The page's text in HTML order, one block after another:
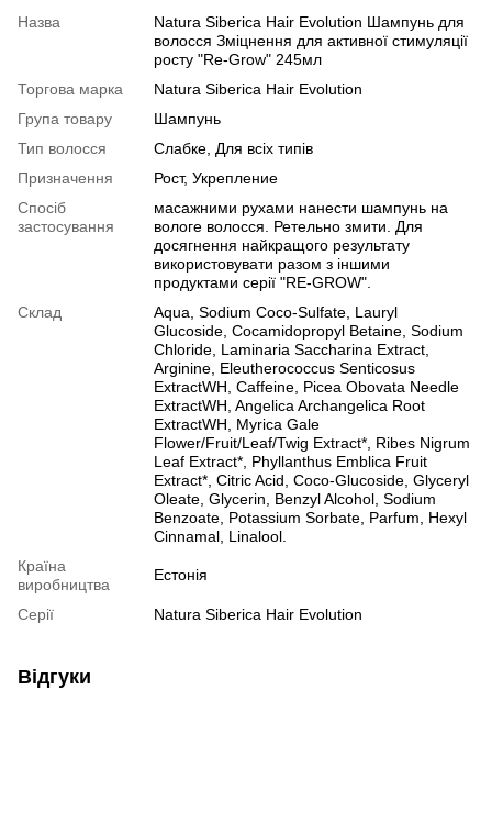
Назва
Natura Siberica Hair Evolution Шампунь для
волосся Зміцнення для активної стимуляції
росту "Re-Grow" 245мл
Торгова марка
Natura Siberica Hair Evolution
Група товару
Шампунь
Тип волосся
Слабке, Для всіх типів
Призначення
Рост, Укрепление
Спосіб
застосування
масажними рухами нанести шампунь на
вологе волосся. Ретельно змити. Для
досягнення найкращого результату
використовувати разом з іншими
продуктами серії "RE-GROW".
Склад
Aqua, Sodium Coco-Sulfate, Lauryl
Glucoside, Cocamidopropyl Betaine, Sodium
Chloride, Laminaria Saccharina Extract,
Arginine, Eleutherococcus Senticosus
ExtractWH, Caffeine, Picea Obovata Needle
ExtractWH, Angelica Archangelica Root
ExtractWH, Myrica Gale
Flower/Fruit/Leaf/Twig Extract*, Ribes Nigrum
Leaf Extract*, Phyllanthus Emblica Fruit
Extract*, Citric Acid, Coco-Glucoside, Glyceryl
Oleate, Glycerin, Benzyl Alcohol, Sodium
Benzoate, Potassium Sorbate, Parfum, Hexyl
Cinnamal, Linalool.
Країна
виробництва
Естонія
Серії Natura Siberica Hair Evolution
Відгуки